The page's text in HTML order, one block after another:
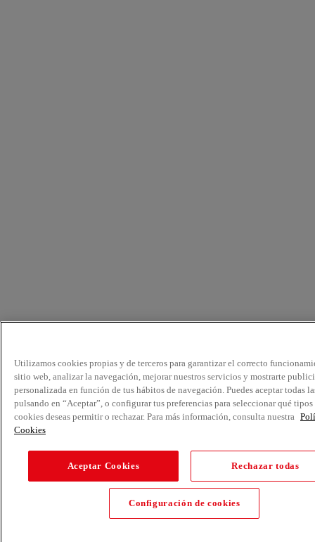
Utilizamos cookies propias y de terceros para garantizar el correcto
sitio web, analizar la navegación, mejorar nuestros servicios y mostrarte
personalizada en función de tus hábitos de navegación. Puedes aceptar todas
pulsando en “Aceptar”, o configurar tus preferencias para seleccionar qué tipos
cookies deseas permitir o rechazar. Para más información, consulta nuestra
Cookies
Aceptar Cookies Rechazar todas
Configuración de cookies